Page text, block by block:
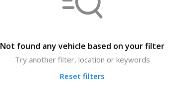
Not found any vehicle based on your filter
Try another filter, location or keywords
Reset filters